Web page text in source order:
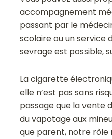
accompagnement
passant par le
scolaire ou un service
sevrage est possible,
La cigarette
elle n’est pas sans
passage que la vente
du vapotage aux
que parent, notre rôle